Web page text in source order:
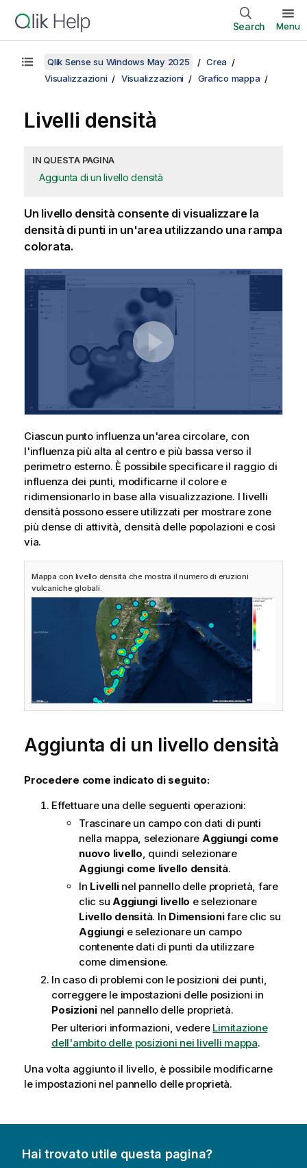
Search Menu
Qlik Sense su Windows May 2025
Crea
Visualizzazioni
Visualizzazioni Grafico mappa
Livelli densità
IN QUESTA PAGINA
Aggiunta di un livello densità
Un livello densità consente di visualizzare la
densità di punti in un'area utilizzando una rampa
colorata.
Ciascun punto influenza un'area circolare, con
l'influenza più alta al centro e più bassa verso il
perimetro esterno. È possibile specificare il raggio di
influenza dei punti, modificarne il colore e
ridimensionarlo in base alla visualizzazione. I livelli
densità possono essere utilizzati per mostrare zone
più dense di attività, densità delle popolazioni e così
via.
Mappa con livello densità che mostra il numero di eruzioni
vulcaniche globali.
Aggiunta di un livello densità
Procedere come indicato di seguito:
Effettuare una delle seguenti operazioni:
Trascinare un campo con dati di punti
nella mappa, selezionare Aggiungi come
nuovo livello, quindi selezionare
Aggiungi come livello densità.
In Livellinel pannello delle proprietà, fare
clic su Aggiungi livello e selezionare
Livello densità. In Dimensionifare clic su
Aggiungi e selezionare un campo
contenente dati di punti da utilizzare
come dimensione.
In caso di problemi con le posizioni dei punti,
correggere le impostazioni delle posizioni in
Posizioninel pannello delle proprietà.
Per ulteriori informazioni, vedere Limitazione
dell'ambito delle posizioni nei livelli mappa.
Una volta aggiunto il livello, è possibile modificarne
le impostazioni nel pannello delle proprietà.
Hai trovato utile questa pagina?